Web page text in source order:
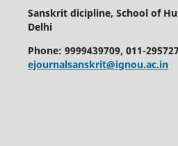
Sanskrit dicipline, School of
Delhi
Phone: 9999439709, 011-
ejournalsanskrit@ignou.ac.in